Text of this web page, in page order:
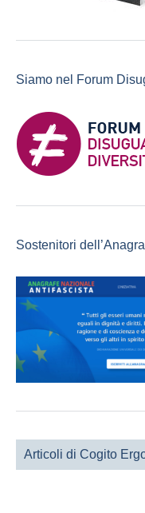
Siamo nel Forum
Sostenitori
Articoli di Cogito